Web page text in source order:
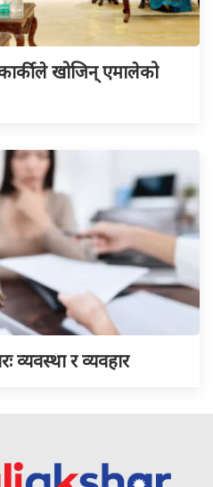
कार्कीले खोजिन् एमालेको
व्यवस्था र व्यवहार